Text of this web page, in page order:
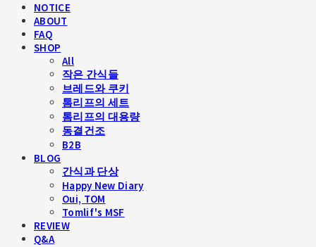
NOTICE
ABOUT
FAQ
SHOP
All
작은 간식들
브레드와 쿠키
톰리프의 세트
톰리프의 대용량
동결건조
B2B
BLOG
간식과 단상
Happy New Diary
Oui, TOM
Tomlif's MSF
REVIEW
Q&A